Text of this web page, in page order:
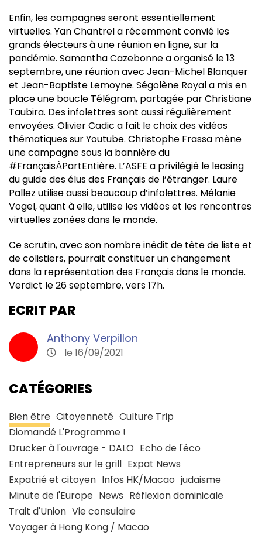
Enfin, les campagnes seront essentiellement
virtuelles. Yan Chantrel a récemment convié les
grands électeurs à une réunion en ligne, sur la
pandémie. Samantha Cazebonne a organisé le 13
septembre, une réunion avec Jean-Michel Blanquer
et Jean-Baptiste Lemoyne. Ségolène Royal a mis en
place une boucle Télégram, partagée par Christiane
Taubira. Des infolettres sont aussi régulièrement
envoyées. Olivier Cadic a fait le choix des vidéos
thématiques sur Youtube. Christophe Frassa mène
une campagne sous la bannière du
#FrançaisÀPartEntière. L’ASFE a privilégié le leasing
du guide des élus des Français de l’étranger. Laure
Pallez utilise aussi beaucoup d’infolettres. Mélanie
Vogel, quant à elle, utilise les vidéos et les rencontres
virtuelles zonées dans le monde.
Ce scrutin, avec son nombre inédit de tête de liste et
de colistiers, pourrait constituer un changement
dans la représentation des Français dans le monde.
Verdict le 26 septembre, vers 17h.
ECRIT PAR
Anthony Verpillon
le 16/09/2021
CATÉGORIES
Bien être Citoyenneté Culture Trip
Diomandé L'Programme !
Drucker à l'ouvrage - DALO Echo de l'éco
Entrepreneurs sur le grill Expat News
Expatrié et citoyen Infos HK/Macao judaisme
Minute de l'Europe News Réflexion dominicale
Trait d'Union Vie consulaire
Voyager à Hong Kong / Macao